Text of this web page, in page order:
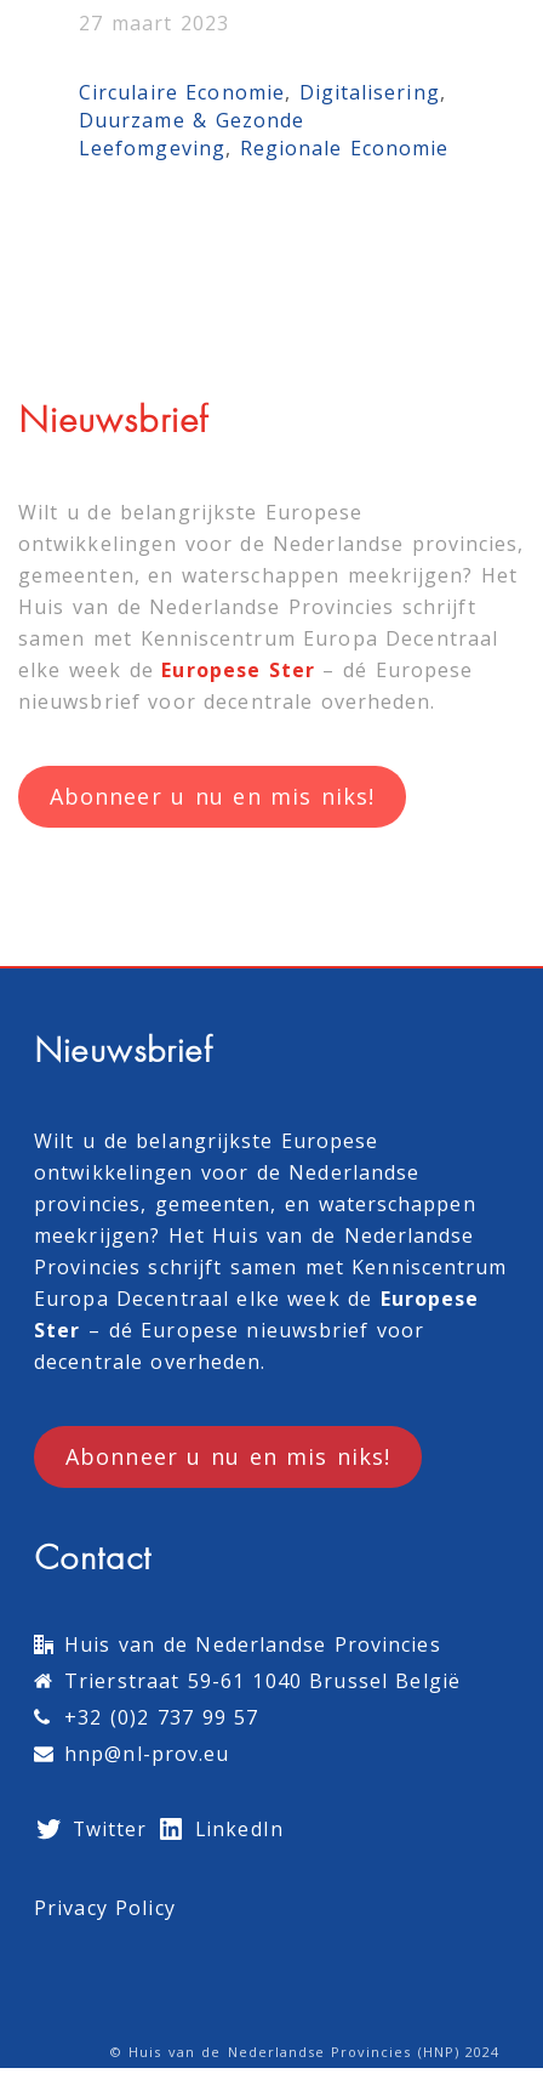
27 maart 2023
Circulaire Economie, Digitalisering
Duurzame & Gezonde
Leefomgeving, Regionale Economie
Nieuwsbrief
Wilt u de belangrijkste Europese
ontwikkelingen voor de Nederlandse provincies,
gemeenten, en waterschappen meekrijgen? Het
Huis van de Nederlandse Provincies schrijft
samen met Kenniscentrum Europa Decentraal
elke week de Europese Ster – dé Europese
nieuwsbrief voor decentrale overheden.
Abonneer u nu en mis niks!
Nieuwsbrief
Wilt u de belangrijkste Europese
ontwikkelingen voor de Nederlandse
provincies, gemeenten, en waterschappen
meekrijgen? Het Huis van de Nederlandse
Provincies schrijft samen met Kenniscentrum
Europa Decentraal elke week de Europese
Ster – dé Europese nieuwsbrief voor
decentrale overheden.
Abonneer u nu en mis niks!
Contact
Huis van de Nederlandse Provincies
Trierstraat 59-61 1040 Brussel België
+32 (0)2 737 99 57
hnp@nl-prov.eu
Twitter LinkedIn
Privacy Policy
© Huis van de Nederlandse Provincies (HNP) 2024